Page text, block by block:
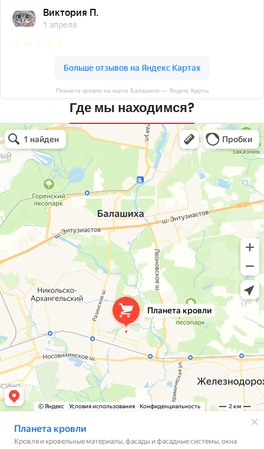
Планета кровли на карте Балашихи — Яндекс Карты
Где мы находимся?
Планета кровли
Кровля и кровельные материалы в Балашихе
Окна в Балашихе